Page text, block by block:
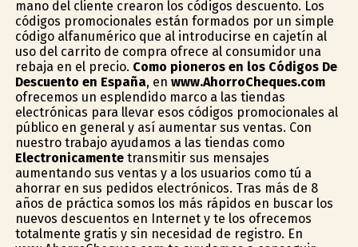
mano del cliente crearon los códigos descuento. Los
códigos promocionales están formados por un simple
código alfanumérico que al introducirse en cajetín al
uso del carrito de compra ofrece al consumidor una
rebaja en el precio. Como pioneros en los Códigos De
Descuento en España, en www.AhorroCheques.com
ofrecemos un esplendido marco a las tiendas
electrónicas para llevar esos códigos promocionales al
público en general y así aumentar sus ventas. Con
nuestro trabajo ayudamos a las tiendas como
Electronicamentetransmitir sus mensajes
aumentando sus ventas y a los usuarios como tú a
ahorrar en sus pedidos electrónicos. Tras más de 8
años de práctica somos los más rápidos en buscar los
nuevos descuentos en Internet y te los ofrecemos
totalmente gratis y sin necesidad de registro. En